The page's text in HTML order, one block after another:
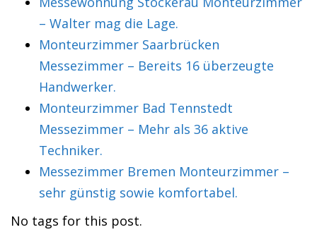
– Walter mag die Lage.
Monteurzimmer Saarbrücken
Messezimmer – Bereits 16 überzeugte
Handwerker.
Monteurzimmer Bad Tennstedt
Messezimmer – Mehr als 36 aktive
Techniker.
Messezimmer Bremen Monteurzimmer –
sehr günstig sowie komfortabel.
No tags for this post.